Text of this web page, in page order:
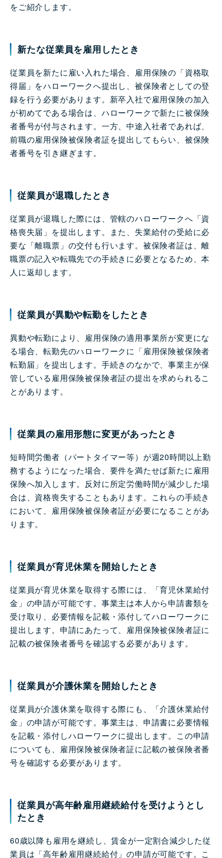
をご紹介します。
新たな従業員を雇用したとき
従業員を新たに雇い入れた場合、雇用保険の「資格取
得届」をハローワークへ提出し、被保険者としての登
録を行う必要があります。新卒入社で雇用保険の加入
が初めてである場合は、ハローワークで新たに被保険
者番号が付与されます。一方、中途入社者であれば、
前職の雇用保険被保険者証を提出してもらい、被保険
者番号を引き継ぎます。
従業員が退職したとき
従業員が退職した際には、管轄のハローワークへ「資
格喪失届」を提出します。また、失業給付の受給に必
要な「離職票」の交付も行います。被保険者証は、離
職票の記入や転職先での手続きに必要となるため、本
人に返却します。
従業員が異動や転勤をしたとき
異動や転勤により、雇用保険の適用事業所が変更にな
る場合、転勤先のハローワークに「雇用保険被保険者
転勤届」を提出します。手続きのなかで、事業主が保
管している雇用保険被保険者証の提出を求められるこ
とがあります。
従業員の雇用形態に変更があったとき
短時間労働者（パートタイマー等）が週20時間以上勤
務するようになった場合、要件を満たせば新たに雇用
保険へ加入します。反対に所定労働時間が減少した場
合は、資格喪失することもあります。これらの手続き
において、雇用保険被保険者証が必要になることがあ
ります。
従業員が育児休業を開始したとき
従業員が育児休業を取得する際には、「育児休業給付
金」の申請が可能です。事業主は本人から申請書類を
受け取り、必要情報を記載・添付してハローワークに
提出します。申請にあたって、雇用保険被保険者証に
記載の被保険者番号を確認する必要があります。
従業員が介護休業を開始したとき
従業員が介護休業を取得する際にも、「介護休業給付
金」の申請が可能です。事業主は、申請書に必要情報
を記載・添付しハローワークに提出します。この申請
についても、雇用保険被保険者証に記載の被保険者番
号を確認する必要があります。
従業員が高年齢雇用継続給付を受けようとし
たとき
60歳以降も雇用を継続し、賃金が一定割合減少した従
業員は「高年齢雇用継続給付」の申請が可能です。こ